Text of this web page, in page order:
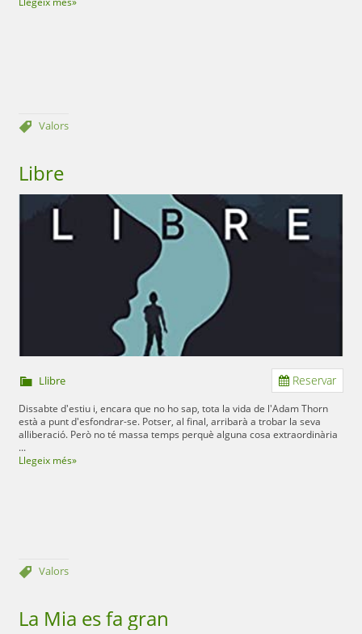
Valors
Libre
Reservar
Llibre
Dissabte d'estiu i, encara que no ho sap, tota la vida de l'Adam Thorn
està a punt d'esfondrar-se. Potser, al final, arribarà a trobar la seva
alliberació. Però no té massa temps perquè alguna cosa extraordinària
...
Llegeix més»
Valors
La Mia es fa gran